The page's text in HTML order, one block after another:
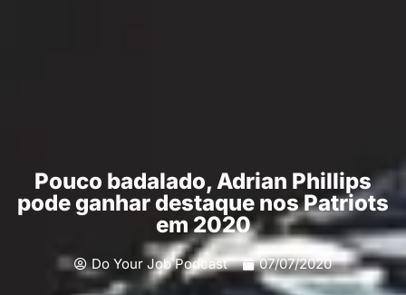
Pouco badalado, Adrian Phillips
pode ganhar destaque nos Patriots
em 2020
Do Your Job Podcast 07/07/2020